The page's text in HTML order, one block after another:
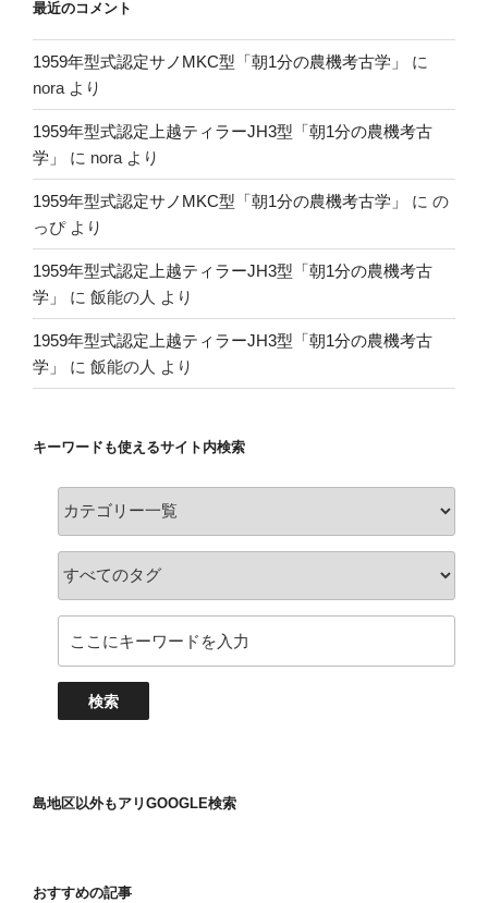
最近のコメント
1959年型式認定サノMKC型「朝1分の農機考古学」
に
nora より
1959年型式認定上越ティラーJH3型「朝1分の農機考古
学」
に nora より
1959年型式認定サノMKC型「朝1分の農機考古学」 に の
っぴより
1959年型式認定上越ティラーJH3型「朝1分の農機考古
学」
に 飯能の人 より
1959年型式認定上越ティラーJH3型「朝1分の農機考古
学」
に 飯能の人 より
キーワードも使えるサイト内検索
島地区以外もアリGOOGLE検索
おすすめの記事